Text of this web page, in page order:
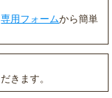
専用フォームから簡単
きます。